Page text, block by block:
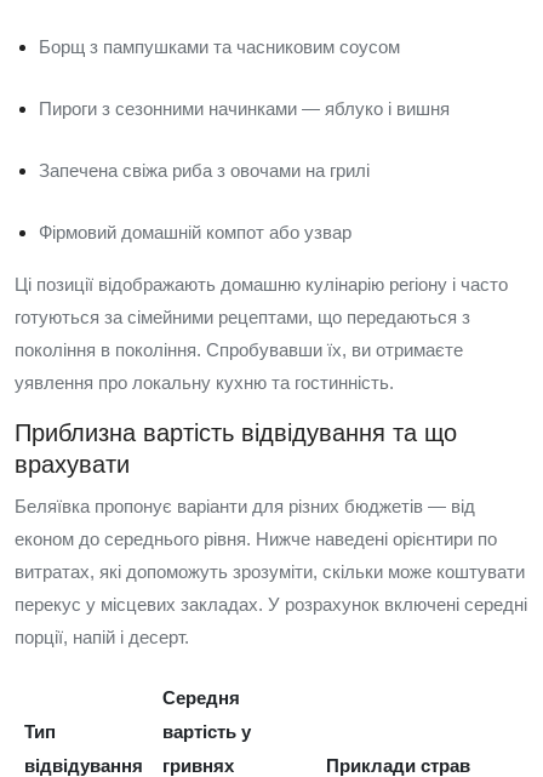
Борщ з пампушками та часниковим соусом
Пироги з сезонними начинками — яблуко і вишня
Запечена свіжа риба з овочами на грилі
Фірмовий домашній компот або узвар
Ці позиції відображають домашню кулінарію регіону і часто
готуються за сімейними рецептами, що передаються з
покоління в покоління. Спробувавши їх, ви отримаєте
уявлення про локальну кухню та гостинність.
Приблизна вартість відвідування та що
врахувати
Беляївка пропонує варіанти для різних бюджетів — від
економ до середнього рівня. Нижче наведені орієнтири по
витратах, які допоможуть зрозуміти, скільки може коштувати
перекус у місцевих закладах. У розрахунок включені середні
порції, напій і десерт.
Тип
відвідування
Середня
вартість у
гривнях
Приклади страв